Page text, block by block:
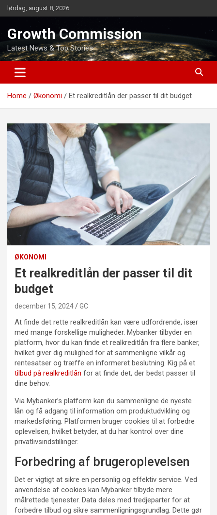
Skip
to
lørdag, august 8, 2026
Growth Commission
Latest News & Top Stories
Home Økonomi Et realkreditlån der passer til dit budget
ØKONOMI
Et realkreditlån der passer til dit
budget
december 15, 2024 GC
At finde det rette realkreditlån kan være udfordrende, især
med mange forskellige muligheder. Mybanker tilbyder en
platform, hvor du kan finde et realkreditlån fra flere banker,
hvilket giver dig mulighed for at sammenligne vilkår og
rentesatser og træffe en informeret beslutning. Kig på et
tilbud på realkreditlån for at finde det, der bedst passer til
dine behov.
Via Mybanker’s platform kan du sammenligne de nyeste
lån og få adgang til information om produktudvikling og
markedsføring. Platformen bruger cookies til at forbedre
oplevelsen, hvilket betyder, at du har kontrol over dine
privatlivsindstillinger.
Forbedring af brugeroplevelsen
Det er vigtigt at sikre en personlig og effektiv service. Ved
anvendelse af cookies kan Mybanker tilbyde mere
målrettede tjenester. Data deles med tredjeparter for at
forbedre tilbud og sikre sammenligningsgrundlag. Dette gør